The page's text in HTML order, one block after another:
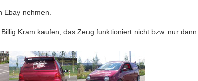
Ebay nehmen.
Kram kaufen, das Zeug funktioniert nicht bzw. nur